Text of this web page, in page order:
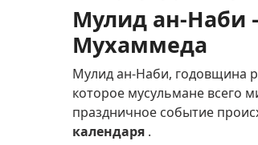
Мулид ан-Наби
Мухаммеда
Мулид ан-Наби, годовщина
которое мусульмане всего
праздничное событие
календаря .